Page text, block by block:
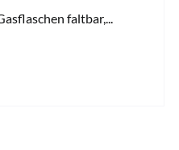
faltbar,...